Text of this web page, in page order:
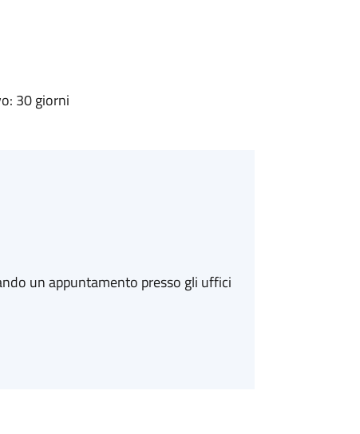
30 giorni
un appuntamento presso gli uffici